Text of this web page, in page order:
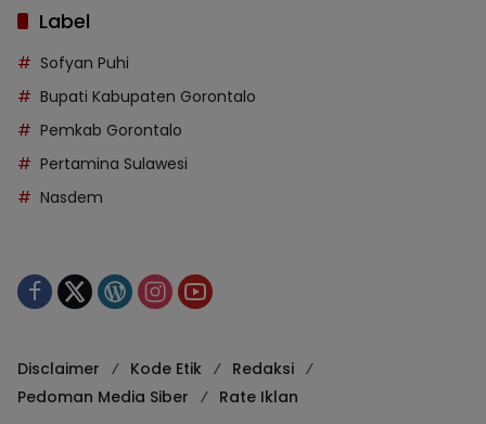
Label
Sofyan Puhi
Bupati Kabupaten Gorontalo
Pemkab Gorontalo
Pertamina Sulawesi
Nasdem
Disclaimer Kode Etik
Redaksi
Pedoman Media Siber
Rate Iklan